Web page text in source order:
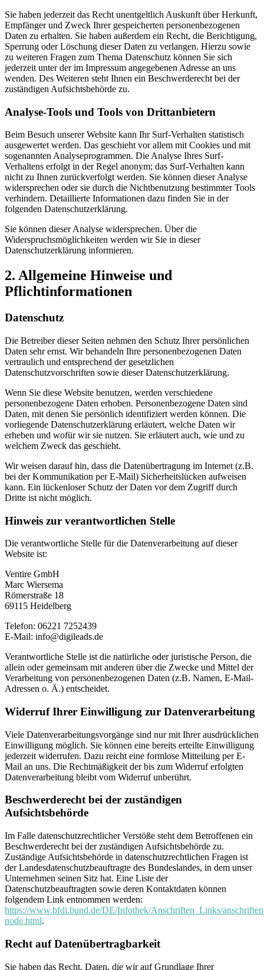
Sie haben jederzeit das Recht unentgeltlich Auskunft über Herkunft,
Empfänger und Zweck Ihrer gespeicherten personenbezogenen
Daten zu erhalten. Sie haben außerdem ein Recht, die Berichtigung,
Sperrung oder Löschung dieser Daten zu verlangen. Hierzu sowie
zu weiteren Fragen zum Thema Datenschutz können Sie sich
jederzeit unter der im Impressum angegebenen Adresse an uns
wenden. Des Weiteren steht Ihnen ein Beschwerderecht bei der
zuständigen Aufsichtsbehörde zu.
Analyse-Tools und Tools von Drittanbietern
Beim Besuch unserer Website kann Ihr Surf-Verhalten statistisch
ausgewertet werden. Das geschieht vor allem mit Cookies und mit
sogenannten Analyseprogrammen. Die Analyse Ihres Surf-
Verhaltens erfolgt in der Regel anonym; das Surf-Verhalten kann
nicht zu Ihnen zurückverfolgt werden. Sie können dieser Analyse
widersprechen oder sie durch die Nichtbenutzung bestimmter Tools
verhindern. Detaillierte Informationen dazu finden Sie in der
folgenden Datenschutzerklärung.
Sie können dieser Analyse widersprechen. Über die
Widerspruchsmöglichkeiten werden wir Sie in dieser
Datenschutzerklärung informieren.
2. Allgemeine Hinweise und
Pflichtinformationen
Datenschutz
Die Betreiber dieser Seiten nehmen den Schutz Ihrer persönlichen
Daten sehr ernst. Wir behandeln Ihre personenbezogenen Daten
vertraulich und entsprechend der gesetzlichen
Datenschutzvorschriften sowie dieser Datenschutzerklärung.
Wenn Sie diese Website benutzen, werden verschiedene
personenbezogene Daten erhoben. Personenbezogene Daten sind
Daten, mit denen Sie persönlich identifiziert werden können. Die
vorliegende Datenschutzerklärung erläutert, welche Daten wir
erheben und wofür wir sie nutzen. Sie erläutert auch, wie und zu
welchem Zweck das geschieht.
Wir weisen darauf hin, dass die Datenübertragung im Internet (z.B.
bei der Kommunikation per E-Mail) Sicherheitslücken aufweisen
kann. Ein lückenloser Schutz der Daten vor dem Zugriff durch
Dritte ist nicht möglich.
Hinweis zur verantwortlichen Stelle
Die verantwortliche Stelle für die Datenverarbeitung auf dieser
Website ist:
Ventire GmbH
Marc Wiersema
Römerstraße 18
69115 Heidelberg
Telefon: 06221 7252439
E-Mail: info@digileads.de
Verantwortliche Stelle ist die natürliche oder juristische Person, die
allein oder gemeinsam mit anderen über die Zwecke und Mittel der
Verarbeitung von personenbezogenen Daten (z.B. Namen, E-Mail-
Adressen o. Ä.) entscheidet.
Widerruf Ihrer Einwilligung zur Datenverarbeitung
Viele Datenverarbeitungsvorgänge sind nur mit Ihrer ausdrücklichen
Einwilligung möglich. Sie können eine bereits erteilte Einwilligung
jederzeit widerrufen. Dazu reicht eine formlose Mitteilung per E-
Mail an uns. Die Rechtmäßigkeit der bis zum Widerruf erfolgten
Datenverarbeitung bleibt vom Widerruf unberührt.
Beschwerderecht bei der zuständigen
Aufsichtsbehörde
Im Falle datenschutzrechtlicher Verstöße steht dem Betroffenen ein
Beschwerderecht bei der zuständigen Aufsichtsbehörde zu.
Zuständige Aufsichtsbehörde in datenschutzrechtlichen Fragen ist
der Landesdatenschutzbeauftragte des Bundeslandes, in dem unser
Unternehmen seinen Sitz hat. Eine Liste der
Datenschutzbeauftragten sowie deren Kontaktdaten können
folgendem Link entnommen werden:
https://www.bfdi.bund.de/DE/Infothek/Anschriften_Links/
node.html.
Recht auf Datenübertragbarkeit
Sie haben das Recht, Daten, die wir auf Grundlage Ihrer